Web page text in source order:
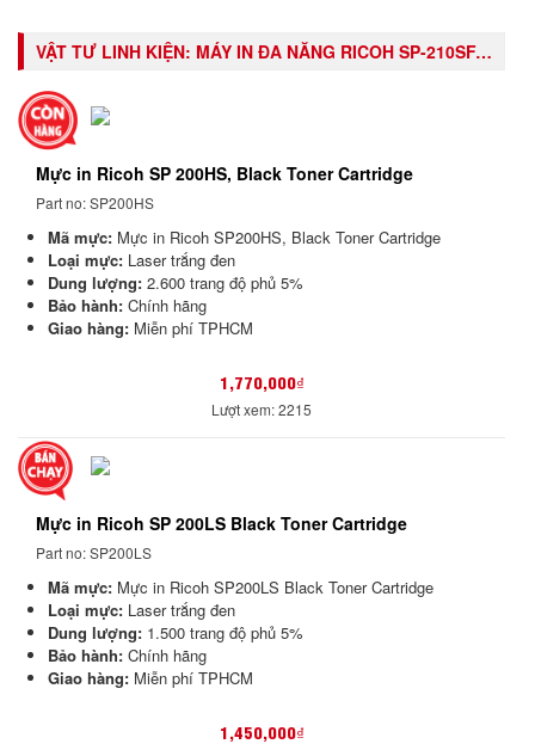
VẬT TƯ LINH KIỆN: MÁY IN ĐA NĂNG RICOH SP-210SF, (PRINT / COPY / SCAN / FAX )
Mực in Ricoh SP 200HS, Black Toner Cartridge
Part no: SP200HS
Mã mực: Mực in Ricoh SP200HS, Black Toner Cartridge
Loại mực: Laser trắng đen
Dung lượng: 2.600 trang độ phủ 5%
Bảo hành: Chính hãng
Giao hàng: Miễn phí TPHCM
1,770,000₫
Lượt xem: 2215
Mực in Ricoh SP 200LS Black Toner Cartridge
Part no: SP200LS
Mã mực: Mực in Ricoh SP200LS Black Toner Cartridge
Loại mực: Laser trắng đen
Dung lượng: 1.500 trang độ phủ 5%
Bảo hành: Chính hãng
Giao hàng: Miễn phí TPHCM
1,450,000₫